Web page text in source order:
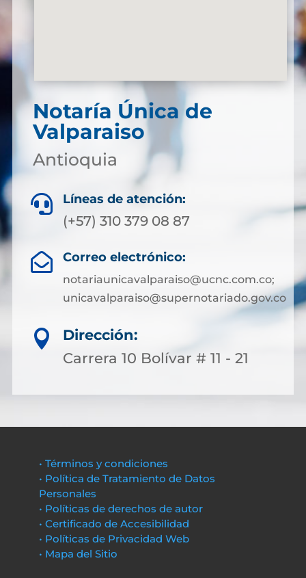
Notaría Única de
Valparaiso
Antioquia
 Líneas de atención:
(+57) 310 379 08 87
 Correo electrónico:
notariaunicavalparaiso@ucnc.com.co;
unicavalparaiso@supernotariado.gov.co

Dirección:
Carrera 10 Bolívar # 11 - 21
• Términos y condiciones
• Política de Tratamiento de Datos
Personales
• Políticas de derechos de autor
• Certificado de Accesibilidad
• Políticas de Privacidad Web
• Mapa del Sitio